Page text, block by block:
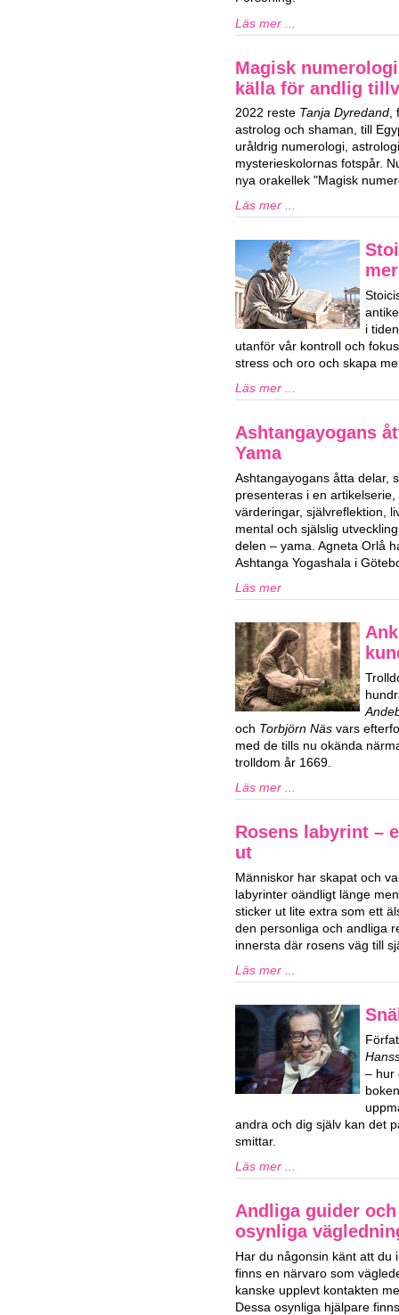
Läs mer ...
Magisk
källa för andlig
2022 reste Tanja Dyredand,
astrolog och shaman, till
uråldrig numerologi,
mysterieskolornas fotspår.
nya orakellek "Magisk
Läs mer ...
i
utanför vår kontroll och
stress och oro och skapa
Läs mer ...
Ashtangayogans
Yama
Ashtangayogans åtta delar,
presenteras i en
värderingar, självreflektion,
mental och själslig
delen – yama. Agneta Orlå
Ashtanga Yogashala i
Läs mer
och Torbjörn Näs vars
med de tills nu okända
trolldom år 1669.
Läs mer ...
Rosens labyrint –
ut
Människor har skapat och
labyrinter oändligt länge
sticker ut lite extra som ett
den personliga och andliga
innersta där rosens väg till
Läs mer ...
– hur
andra och dig själv kan det
smittar.
Läs mer ...
Andliga guider
osynliga
Har du någonsin känt att du
finns en närvaro som
kanske upplevt kontakten
Dessa osynliga hjälpare